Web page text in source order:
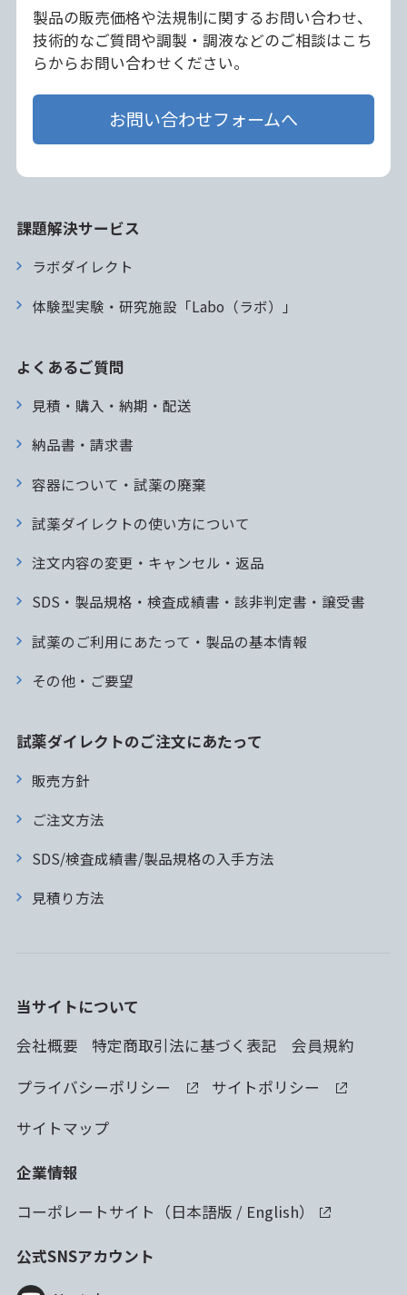
製品の販売価格や法規制に関するお問い合わせ、
技術的なご質問や調製・調液などのご相談はこち
らからお問い合わせください。
お問い合わせフォームへ
課題解決サービス
ラボダイレクト
体験型実験・研究施設「Labo（ラボ）」
よくあるご質問
見積・購入・納期・配送
納品書・請求書
容器について・試薬の廃棄
試薬ダイレクトの使い方について
注文内容の変更・キャンセル・返品
SDS・製品規格・検査成績書・該非判定書・譲受書
試薬のご利用にあたって・製品の基本情報
その他・ご要望
試薬ダイレクトのご注文にあたって
販売方針
ご注文方法
SDS/検査成績書/製品規格の入手方法
見積り方法
当サイトについて
会社概要
特定商取引法に基づく表記
会員規約
プライバシーポリシー
サイトポリシー
サイトマップ
企業情報
コーポレートサイト（日本語版 / English）
公式SNSアカウント